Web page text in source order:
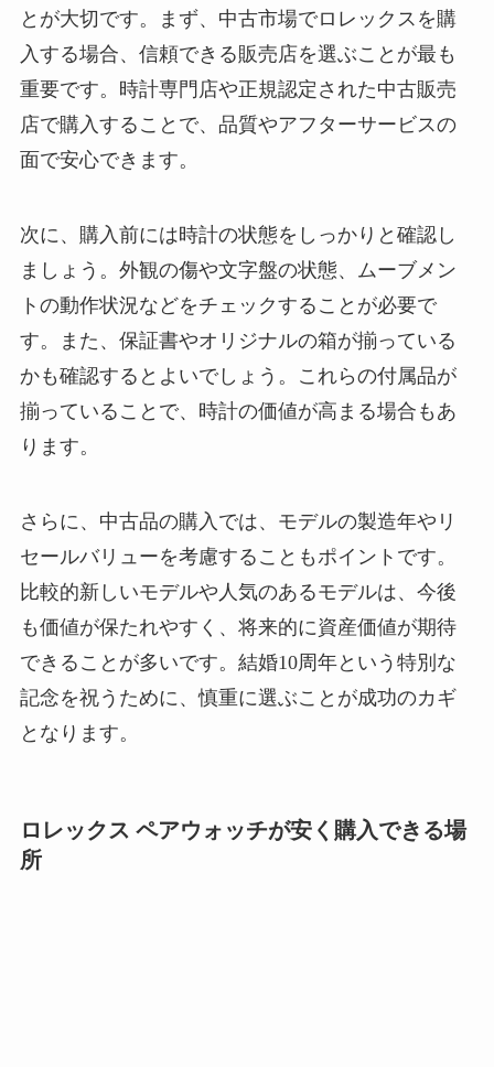
とが大切です。まず、中古市場でロレックスを購
入する場合、信頼できる販売店を選ぶことが最も
重要です。時計専門店や正規認定された中古販売
店で購入することで、品質やアフターサービスの
面で安心できます。
次に、購入前には時計の状態をしっかりと確認し
ましょう。外観の傷や文字盤の状態、ムーブメン
トの動作状況などをチェックすることが必要で
す。また、保証書やオリジナルの箱が揃っている
かも確認するとよいでしょう。これらの付属品が
揃っていることで、時計の価値が高まる場合もあ
ります。
さらに、中古品の購入では、モデルの製造年やリ
セールバリューを考慮することもポイントです。
比較的新しいモデルや人気のあるモデルは、今後
も価値が保たれやすく、将来的に資産価値が期待
できることが多いです。結婚10周年という特別な
記念を祝うために、慎重に選ぶことが成功のカギ
となります。
ロレックス ペアウォッチが安く購入できる場
所